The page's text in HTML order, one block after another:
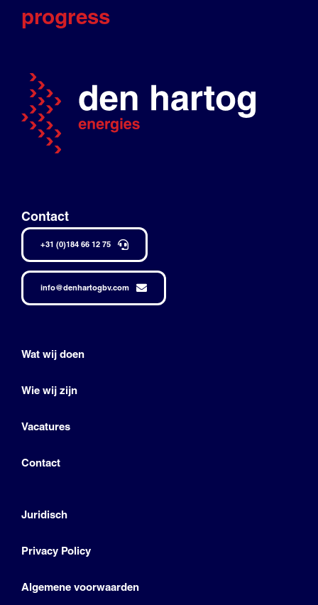
progress
Contact
+31 (0)184 66 12 75
info@denhartogbv.com
Wat wij doen
Wie wij zijn
Vacatures
Contact
Juridisch
Privacy Policy
Algemene voorwaarden